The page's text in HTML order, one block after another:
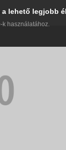
lehető legjobb
használatához.